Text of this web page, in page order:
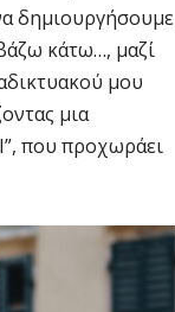
δημιουργήσουμε
κάτω…, μαζί
μου
μια
που προχωράει